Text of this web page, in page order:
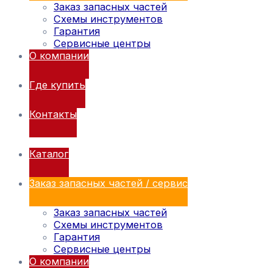
Заказ запасных частей
Схемы инструментов
Гарантия
Сервисные центры
О компании
Где купить
Контакты
Каталог
Заказ запасных частей / сервис
Заказ запасных частей
Схемы инструментов
Гарантия
Сервисные центры
О компании